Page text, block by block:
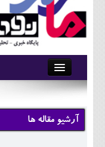
آرشیو
تماس با ما
وبلاگ
آرشیو مقاله ها